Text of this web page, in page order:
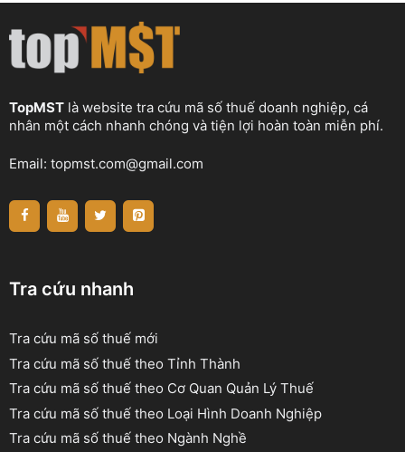
TopMST là website tra cứu mã số thuế doanh nghiệp, cá
nhân một cách nhanh chóng và tiện lợi hoàn toàn miễn phí.
Email: topmst.com@gmail.com
Tra cứu nhanh
Tra cứu mã số thuế mới
Tra cứu mã số thuế theo Tỉnh Thành
Tra cứu mã số thuế theo Cơ Quan Quản Lý Thuế
Tra cứu mã số thuế theo Loại Hình Doanh Nghiệp
Tra cứu mã số thuế theo Ngành Nghề